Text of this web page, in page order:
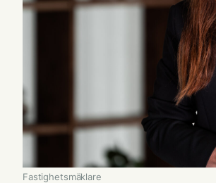
Fastighetsmäklare